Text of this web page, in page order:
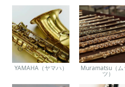
YAMAHA（ヤマハ） Muramatsu（ム
ツ）